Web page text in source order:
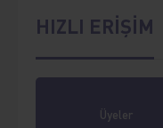
HIZLI ERİŞİM
Üyeler